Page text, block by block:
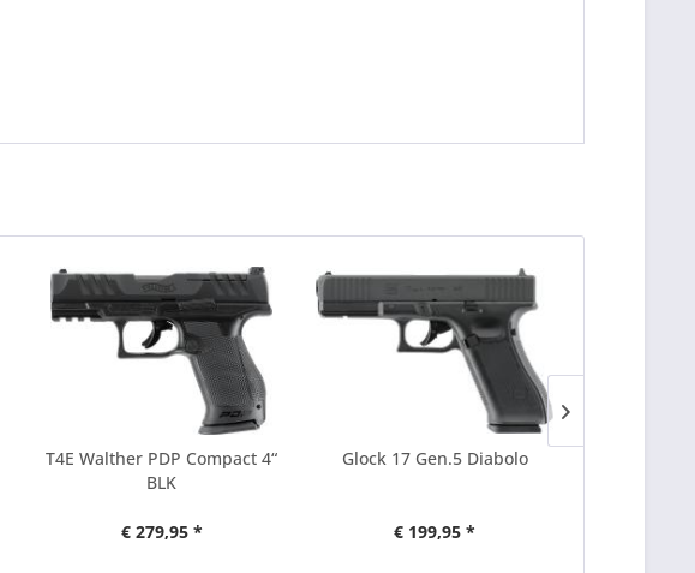
T4E Walther PDP Compact 4“
BLK
€ 279,95 *
Glock 17 Gen.5 Diabolo
€ 199,95 *